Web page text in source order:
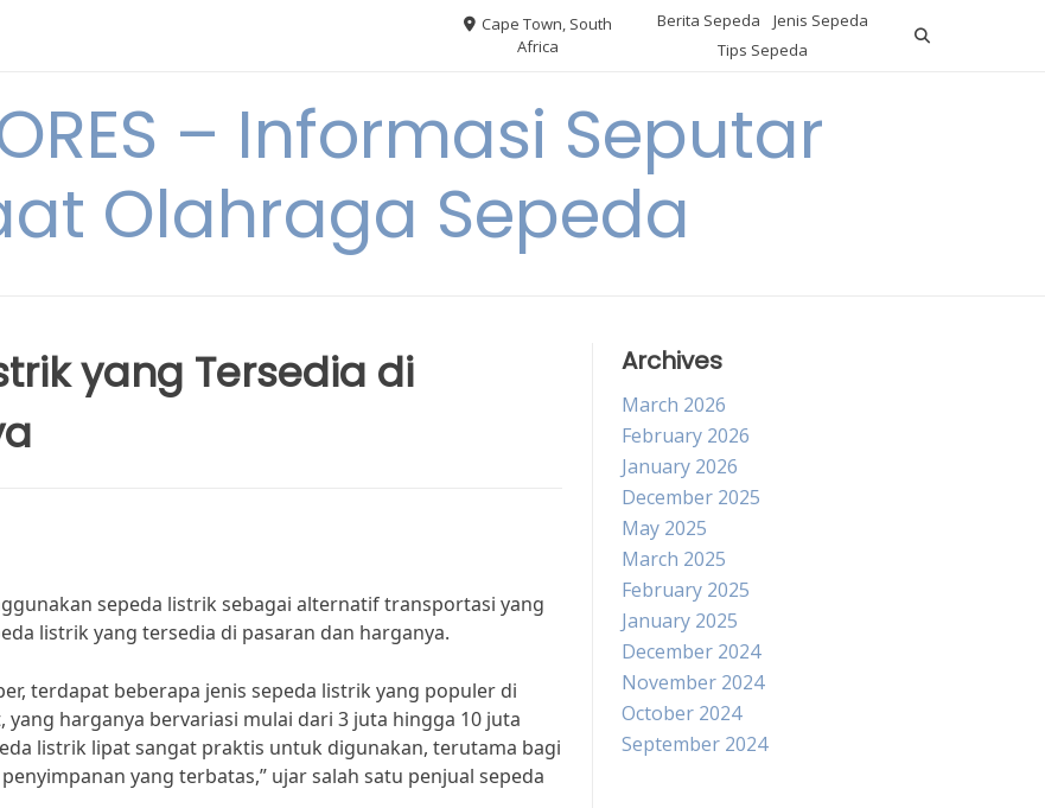
Cape Town, South
Africa
Berita Sepeda
Jenis Sepeda
Tips Sepeda
– Informasi Seputar
Olahraga Sepeda
yang Tersedia di
sepeda listrik sebagai alternatif transportasi yang
listrik yang tersedia di pasaran dan harganya.
terdapat beberapa jenis sepeda listrik yang populer di
harganya bervariasi mulai dari 3 juta hingga 10 juta
listrik lipat sangat praktis untuk digunakan, terutama bagi
yang terbatas,” ujar salah satu penjual sepeda
Archives
March 2026
February 2026
January 2026
December 2025
May 2025
March 2025
February 2025
January 2025
December 2024
November 2024
October 2024
September 2024